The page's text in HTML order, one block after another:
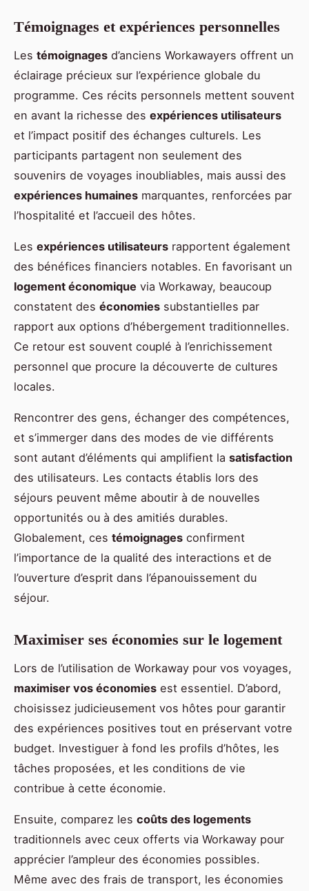
Témoignages et expériences personnelles
Les témoignages d’anciens Workawayers offrent un
éclairage précieux sur l’expérience globale du
programme. Ces récits personnels mettent souvent
en avant la richesse des expériences utilisateurs
et l’impact positif des échanges culturels. Les
participants partagent non seulement des
souvenirs de voyages inoubliables, mais aussi des
expériences humaines marquantes, renforcées par
l’hospitalité et l’accueil des hôtes.
Les expériences utilisateurs rapportent également
des bénéfices financiers notables. En favorisant un
logement économique via Workaway, beaucoup
constatent des économies substantielles par
rapport aux options d’hébergement traditionnelles.
Ce retour est souvent couplé à l’enrichissement
personnel que procure la découverte de cultures
locales.
Rencontrer des gens, échanger des compétences,
et s’immerger dans des modes de vie différents
sont autant d’éléments qui amplifient la satisfaction
des utilisateurs. Les contacts établis lors des
séjours peuvent même aboutir à de nouvelles
opportunités ou à des amitiés durables.
Globalement, ces témoignages confirment
l’importance de la qualité des interactions et de
l’ouverture d’esprit dans l’épanouissement du
séjour.
Maximiser ses économies sur le logement
Lors de l’utilisation de Workaway pour vos voyages,
maximiser vos économies est essentiel. D’abord,
choisissez judicieusement vos hôtes pour garantir
des expériences positives tout en préservant votre
budget. Investiguer à fond les profils d’hôtes, les
tâches proposées, et les conditions de vie
contribue à cette économie.
Ensuite, comparez les coûts des logements
traditionnels avec ceux offerts via Workaway pour
apprécier l’ampleur des économies possibles.
Même avec des frais de transport, les économies